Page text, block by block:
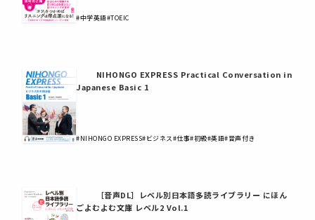
#中学英語#TOEIC
NIHONGO EXPRESS Practical Conversation in
Japanese Basic 1
#NIHONGO EXPRESS#ビジネス#仕事#初級#英語#音声付き
［音声DL］レベル別日本語多読ライブラリー にほん
ごよむよむ文庫 レベル2 Vol.1